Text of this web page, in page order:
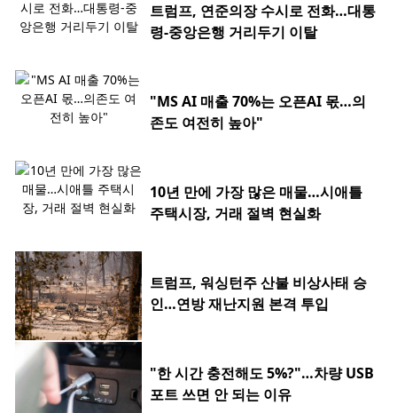
트럼프, 연준의장 수시로 전화…대통
령-중앙은행 거리두기 이탈
"MS AI 매출 70%는 오픈AI 몫…의
존도 여전히 높아"
10년 만에 가장 많은 매물…시애틀
주택시장, 거래 절벽 현실화
트럼프, 워싱턴주 산불 비상사태 승
인…연방 재난지원 본격 투입
"한 시간 충전해도 5%?"…차량 USB
포트 쓰면 안 되는 이유